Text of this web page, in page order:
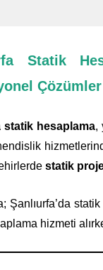
Statik
Çözümler
statik hesaplama,
statik
Şanlıurfa’da
hizmeti